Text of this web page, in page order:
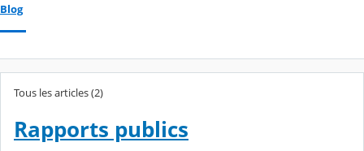
Blog
Tous les articles (2)
Rapports publics